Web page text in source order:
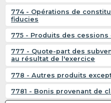
774 - Opérations de
fiducies
775 - Produits des
777 - Quote-part des
au résultat de l'exercice
778 - Autres produits
7781 - Bonis provenant de